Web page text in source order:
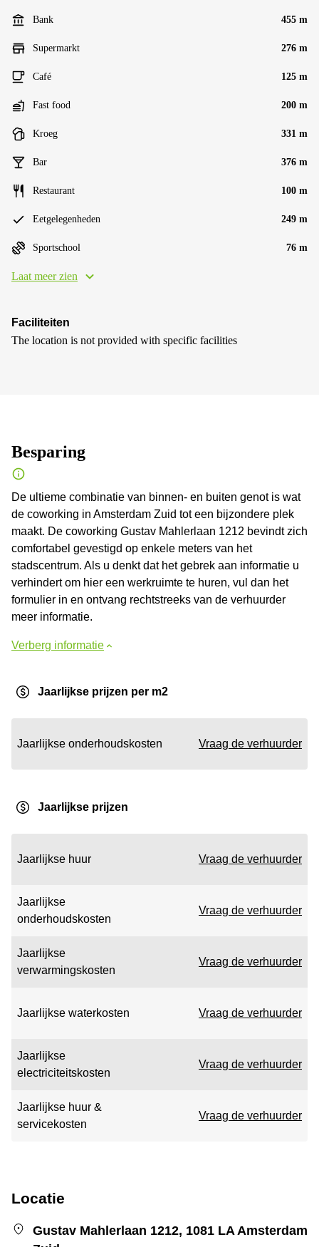
Bank 455 m
Supermarkt 276 m
Café 125 m
Fast food 200 m
Kroeg 331 m
Bar 376 m
Restaurant 100 m
Eetgelegenheden 249 m
Sportschool 76 m
Laat meer zien
Faciliteiten
The location is not provided with specific facilities
Besparing
De ultieme combinatie van binnen- en buiten genot is wat
de coworking in Amsterdam Zuid tot een bijzondere plek
maakt. De coworking Gustav Mahlerlaan 1212 bevindt zich
comfortabel gevestigd op enkele meters van het
stadscentrum. Als u denkt dat het gebrek aan informatie u
verhindert om hier een werkruimte te huren, vul dan het
formulier in en ontvang rechtstreeks van de verhuurder
meer informatie.
Verberg informatie
Jaarlijkse prijzen per m2
Jaarlijkse onderhoudskosten Vraag de verhuurder
Jaarlijkse prijzen
Jaarlijkse huur Vraag de verhuurder
Jaarlijkse
onderhoudskosten
Vraag de verhuurder
Jaarlijkse
verwarmingskosten
Vraag de verhuurder
Jaarlijkse waterkosten Vraag de verhuurder
Jaarlijkse
electriciteitskosten
Vraag de verhuurder
Jaarlijkse huur &
servicekosten
Vraag de verhuurder
Locatie
Gustav Mahlerlaan 1212, 1081 LA Amsterdam